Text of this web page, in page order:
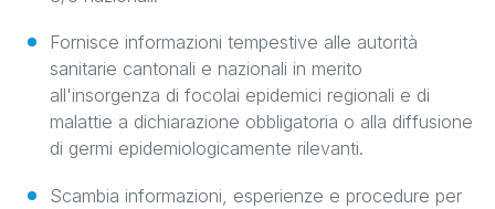
Fornisce informazioni tempestive alle autorità
sanitarie cantonali e nazionali in merito
all'insorgenza di focolai epidemici regionali e di
malattie a dichiarazione obbligatoria o alla diffusione
di germi epidemiologicamente rilevanti.
Scambia informazioni, esperienze e procedure per